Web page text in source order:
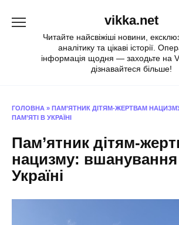
vikka.net
Читайте найсвіжіші новини,
аналітику та цікаві історії.
інформація щодня — заходьте на
дізнавайтеся більше!
ГОЛОВНА » ПАМ’ЯТНИК ДІТЯМ-ЖЕРТВАМ
ПАМ’ЯТІ В УКРАЇНІ
Пам’ятник дітям-
нацизму: вшанування
Україні